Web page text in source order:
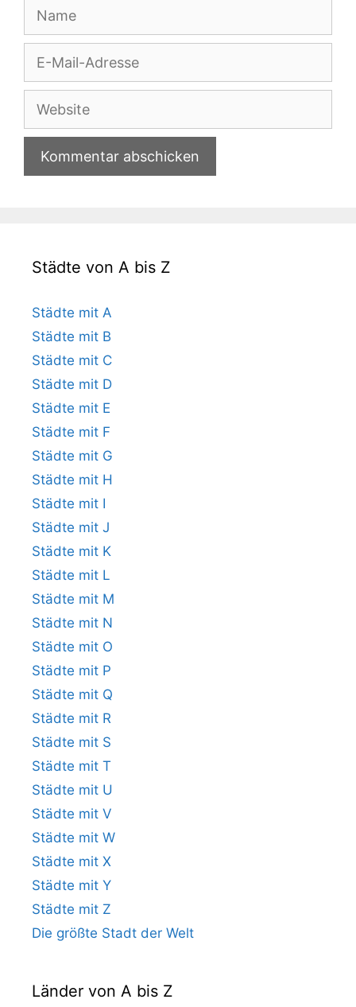
Adresse
Website
Städte von A bis Z
Städte mit A
Städte mit B
Städte mit C
Städte mit D
Städte mit E
Städte mit F
Städte mit G
Städte mit H
Städte mit I
Städte mit J
Städte mit K
Städte mit L
Städte mit M
Städte mit N
Städte mit O
Städte mit P
Städte mit Q
Städte mit R
Städte mit S
Städte mit T
Städte mit U
Städte mit V
Städte mit W
Städte mit X
Städte mit Y
Städte mit Z
Die größte Stadt der Welt
Länder von A bis Z